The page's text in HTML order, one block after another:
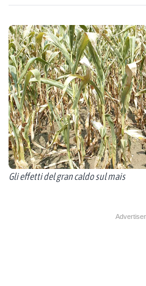
Gli effetti del gran caldo sul mais